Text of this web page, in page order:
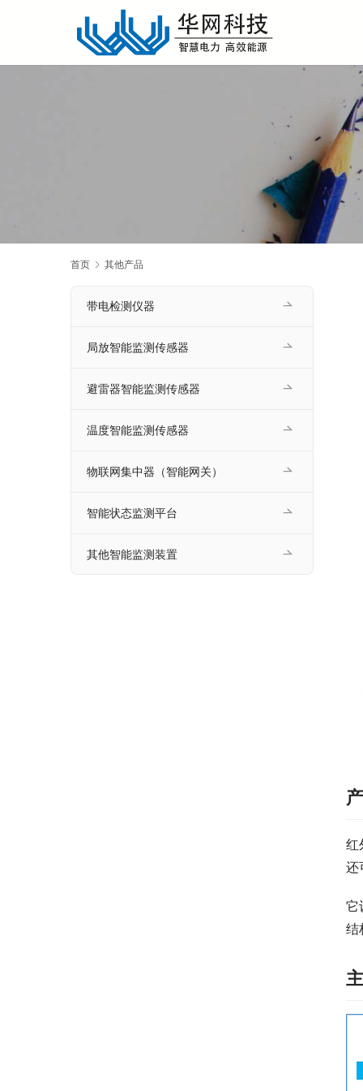
首页 其他产品
红
还
它
结
带电检测仪器
局放智能监测传感器
避雷器智能监测传感器
温度智能监测传感器
物联网集中器（智能网关）
智能状态监测平台
其他智能监测装置